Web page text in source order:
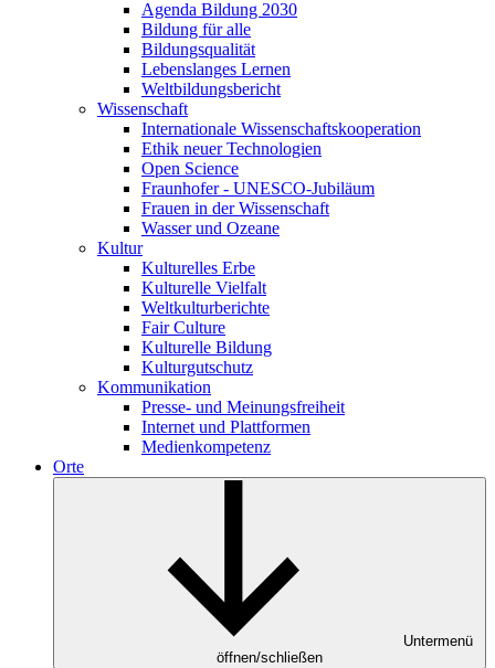
Agenda Bildung 2030
Bildung für alle
Bildungsqualität
Lebenslanges Lernen
Weltbildungsbericht
Wissenschaft
Internationale Wissenschaftskooperation
Ethik neuer Technologien
Open Science
Fraunhofer - UNESCO-Jubiläum
Frauen in der Wissenschaft
Wasser und Ozeane
Kultur
Kulturelles Erbe
Kulturelle Vielfalt
Weltkulturberichte
Fair Culture
Kulturelle Bildung
Kulturgutschutz
Kommunikation
Presse- und Meinungsfreiheit
Internet und Plattformen
Medienkompetenz
Orte
Untermenü
öffnen/schließen